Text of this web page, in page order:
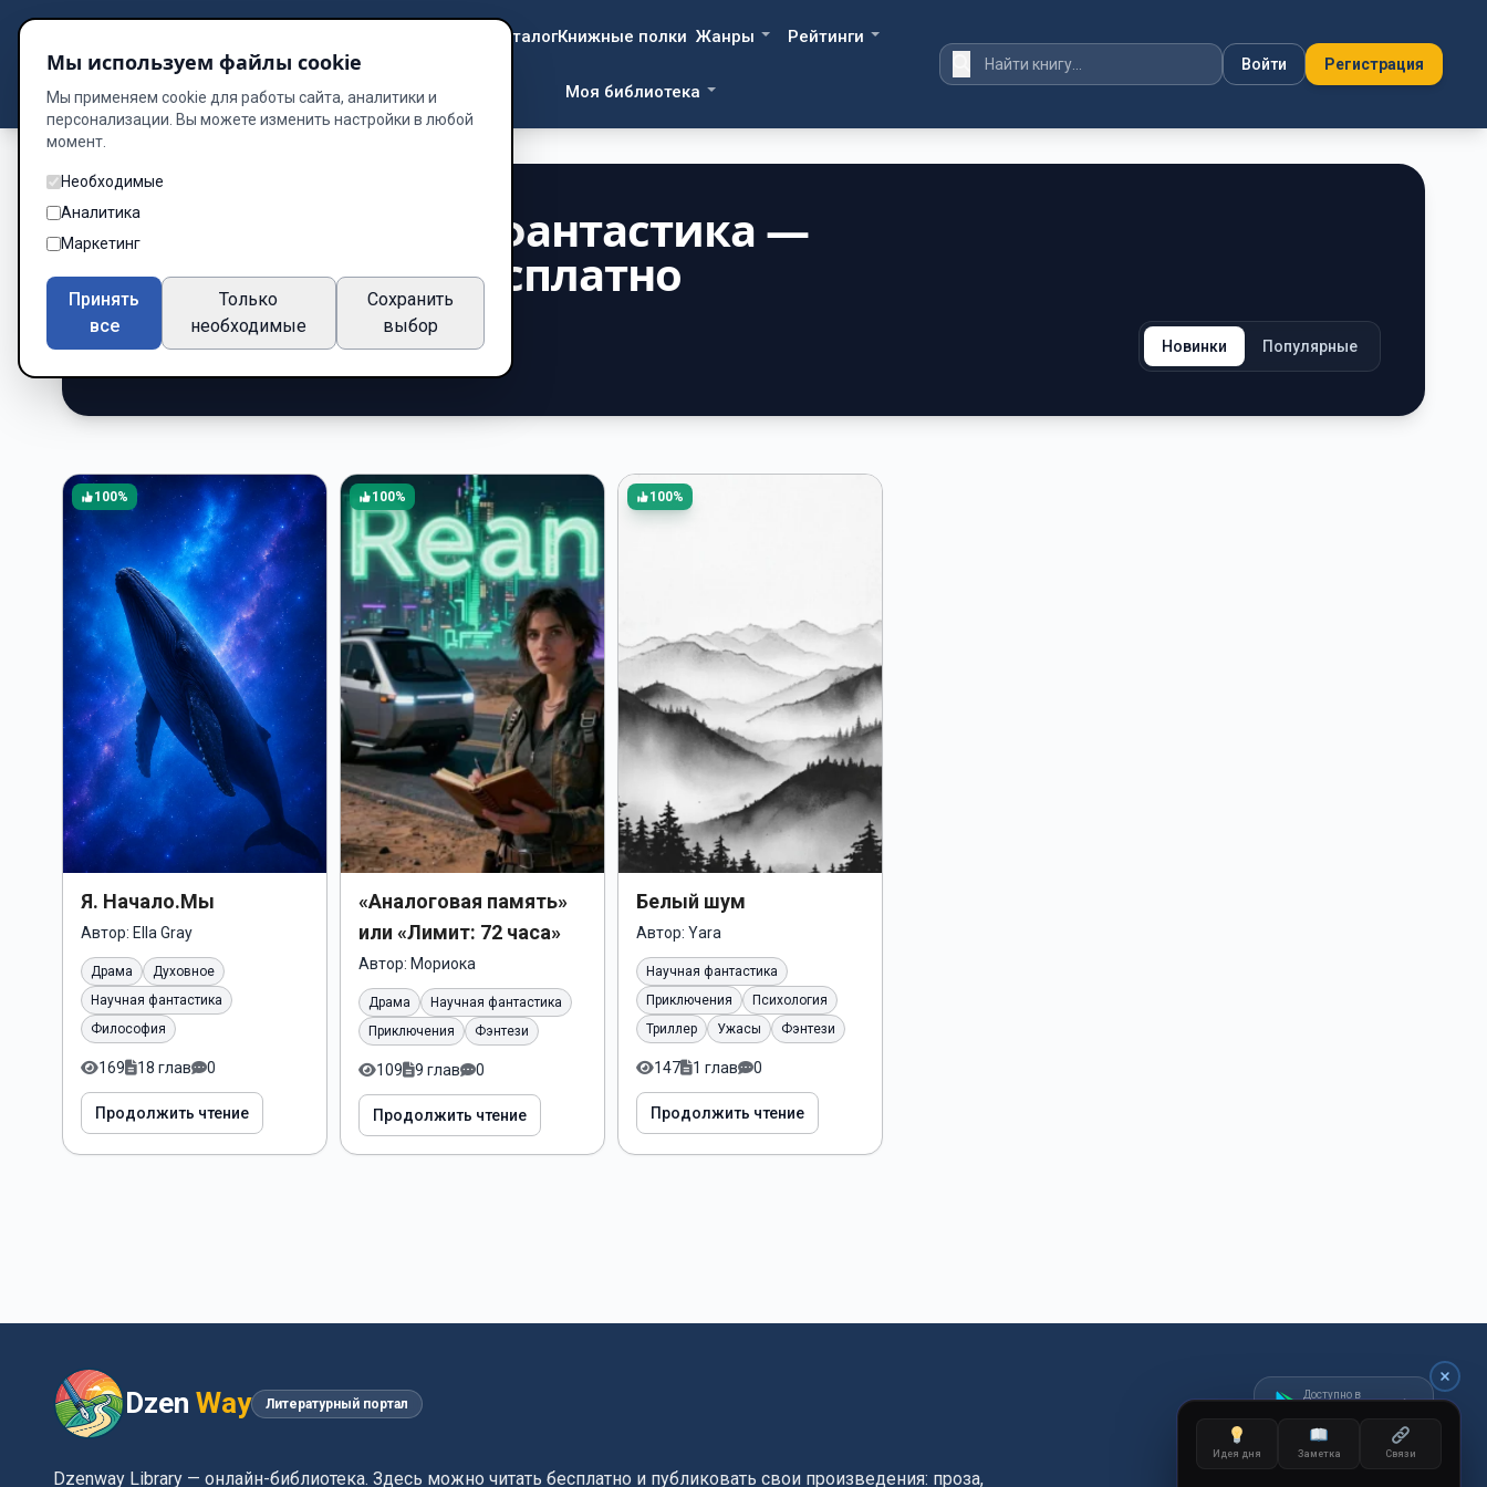
DzenWay Библиотека
КаталогКнижные полки Жанры Рейтинги
Моя библиотека
Войти Регистрация
Книги о Научная фантастика —
читать онлайн бесплатно
Подборка книг по жанру «Научная фантастика»
Новинки Популярные
100%
Я. Начало.Мы
Автор: Ella Gray
Драма
Духовное
Научная фантастика
Философия
169 18 глав 0
Продолжить чтение
100%
«Аналоговая память»
или «Лимит: 72 часа»
Автор: Мориока
Драма
Научная фантастика
Приключения
Фэнтези
109 9 глав 0
Продолжить чтение
100%
Белый шум
Автор:Yara
Научная фантастика
Приключения
Психология
Триллер
Ужасы Фэнтези
147 1 глав 0
Продолжить чтение
Dzen Way Литературный портал
Доступно в
Dzenway Library — онлайн-библиотека. Здесь можно читать бесплатно и публиковать свои произведения: проза,
Идея дня Заметка Связи
Мы используем файлы cookie
Мы применяем cookie для работы сайта, аналитики и
персонализации. Вы можете изменить настройки в любой
момент.
Необходимые
Аналитика
Маркетинг
Принять
все
Только
необходимые
Сохранить
выбор